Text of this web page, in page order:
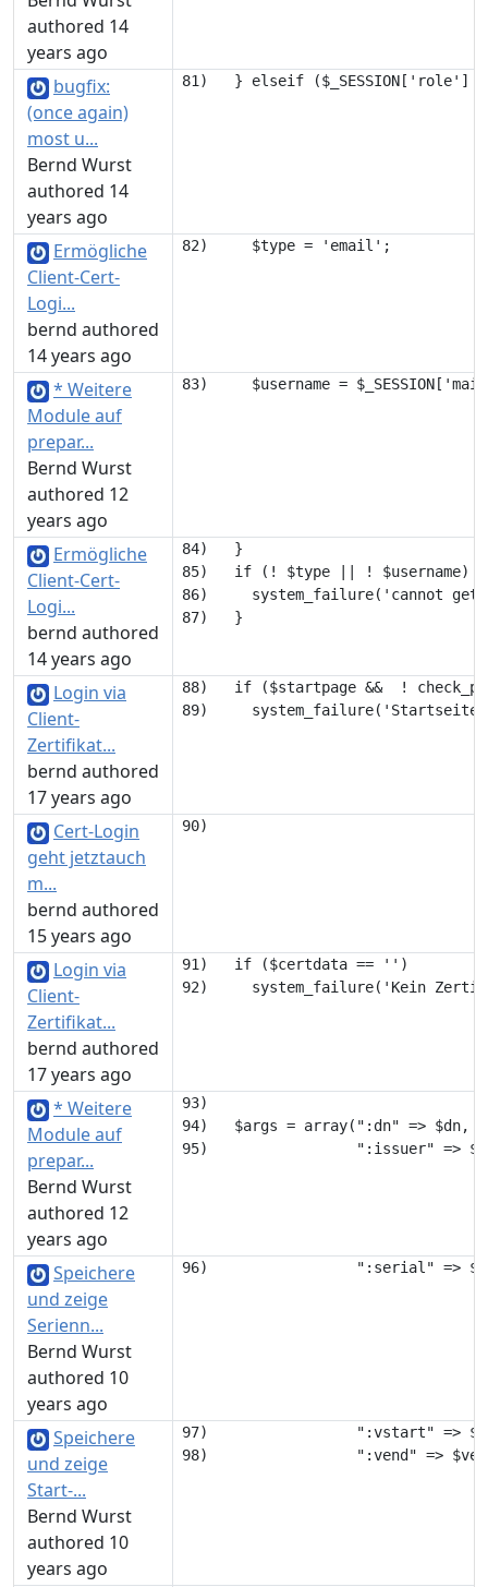
authored 14
years ago
bugfix:
(once again)
most u...
Bernd Wurst
authored 14
years ago
Ermögliche
Client-Cert-
Logi...
bernd authored
14 years ago
* Weitere
Module auf
prepar...
Bernd Wurst
authored 12
years ago
Ermögliche
Client-Cert-
Logi...
bernd authored
14 years ago
84)   }
85)   if (! $type || ! $username) {
86)     system_failure('cannot get
Login via
Client-
Zertifikat...
bernd authored
17 years ago
88)   if ($startpage &&  !
Cert-Login
geht jetztauch
m...
bernd authored
15 years ago
Login via
Client-
Zertifikat...
bernd authored
17 years ago
91)   if ($certdata == '')
* Weitere
Module auf
prepar...
Bernd Wurst
authored 12
years ago
93)
94)   $args = array(":dn" => $dn,
Speichere
und zeige
Serienn...
Bernd Wurst
authored 10
years ago
Speichere
und zeige
Start-...
Bernd Wurst
authored 10
years ago
97)                 ":vstart" =>